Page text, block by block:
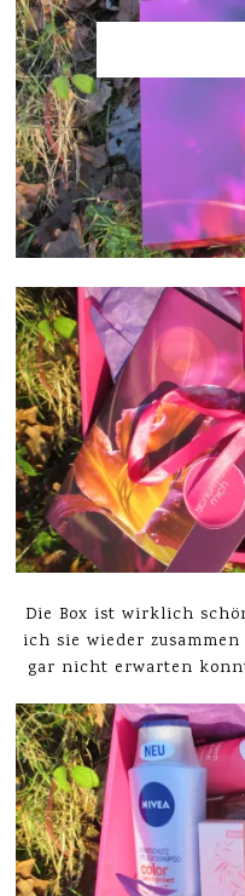
Die Box ist wirklich
ich sie wieder
gar nicht erwarten